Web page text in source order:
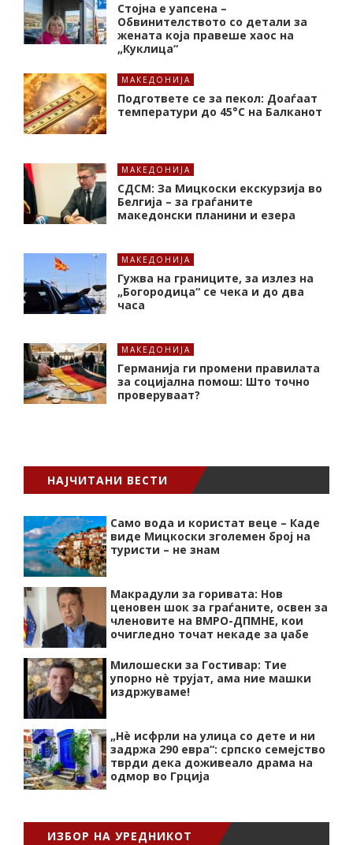
Стојна е уапсена –
Обвинителството со детали за
жената која правеше хаос на
„Куклица“
МАКЕДОНИЈА
Подгответе се за пекол: Доаѓаат
температури до 45°C на Балканот
МАКЕДОНИЈА
СДСМ: За Мицкоски екскурзија во
Белгија – за граѓаните
македонски планини и езера
МАКЕДОНИЈА
Гужва на границите, за излез на
„Богородица“ се чека и до два
часа
МАКЕДОНИЈА
Германија ги промени правилата
за социјална помош: Што точно
проверуваат?
НАЈЧИТАНИ ВЕСТИ
Само вода и користат веце – Каде
виде Мицкоски зголемен број на
туристи – не знам
Макрадули за горивата: Нов
ценовен шок за граѓаните, освен за
членовите на ВМРО-ДПМНЕ, кои
очигледно точат некаде за џабе
Милошески за Гостивар: Тие
упорно нѐ трујат, ама ние машки
издржуваме!
„Нѐ исфрли на улица со дете и ни
задржа 290 евра“: српско семејство
тврди дека доживеало драма на
одмор во Грција
ИЗБОР НА УРЕДНИКОТ